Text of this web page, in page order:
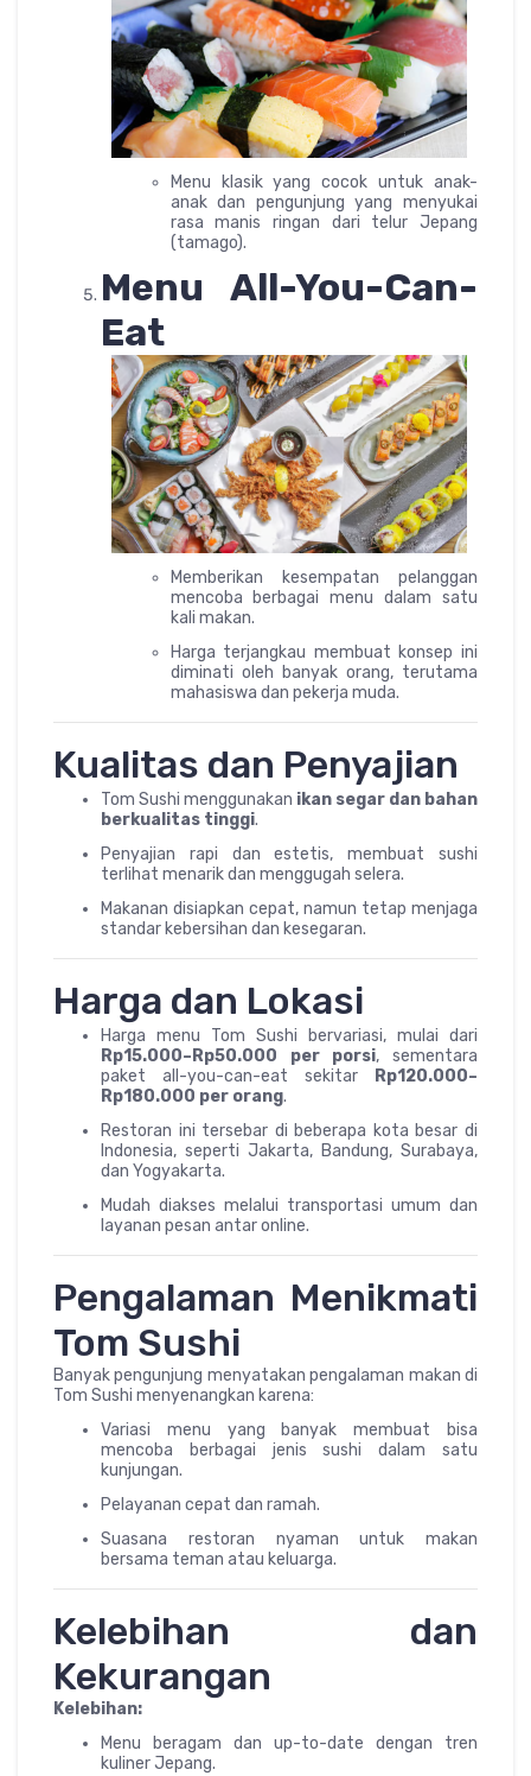
Menu klasik yang cocok untuk anak-
anak dan pengunjung yang menyukai
rasa manis ringan dari telur Jepang
(tamago).
Menu All-You-Can-
Eat
Memberikan kesempatan pelanggan
mencoba berbagai menu dalam satu
kali makan.
Harga terjangkau membuat konsep ini
diminati oleh banyak orang, terutama
mahasiswa dan pekerja muda.
Kualitas dan Penyajian
Tom Sushi menggunakan ikan segar dan bahan
berkualitas tinggi.
Penyajian rapi dan estetis, membuat sushi
terlihat menarik dan menggugah selera.
Makanan disiapkan cepat, namun tetap menjaga
standar kebersihan dan kesegaran.
Harga dan Lokasi
Harga menu Tom Sushi bervariasi, mulai dari
Rp15.000–Rp50.000 per porsi, sementara
paket all-you-can-eat sekitar
Rp120.000–
Rp180.000 per orang.
Restoran ini tersebar di beberapa kota besar di
Indonesia, seperti Jakarta, Bandung, Surabaya,
dan Yogyakarta.
Mudah diakses melalui transportasi umum dan
layanan pesan antar online.
Pengalaman Menikmati
Tom Sushi
Banyak pengunjung menyatakan pengalaman makan di
Tom Sushi menyenangkan karena:
Variasi menu yang banyak membuat bisa
mencoba berbagai jenis sushi dalam satu
kunjungan.
Pelayanan cepat dan ramah.
Suasana restoran nyaman untuk makan
bersama teman atau keluarga.
Kelebihan dan
Kekurangan
Kelebihan:
Menu beragam dan up-to-date dengan tren
kuliner Jepang.